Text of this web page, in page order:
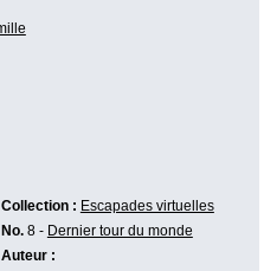
Collection : Escapades virtuelles
No.8 - Dernier tour du monde
Auteur :